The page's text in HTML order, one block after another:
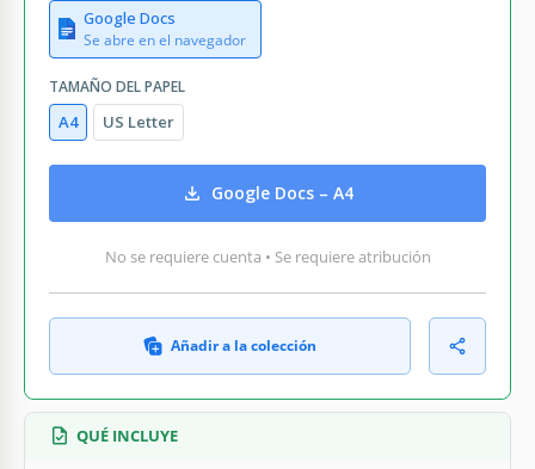
Google Docs
Se abre en el navegador
TAMAÑO DEL PAPEL
A4 US Letter
Google Docs – A4
No se requiere cuenta • Se requiere atribución
Añadir a la colección
QUÉ INCLUYE